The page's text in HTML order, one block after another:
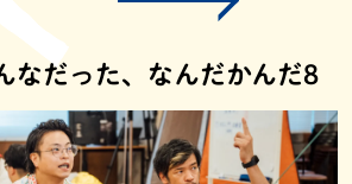
だった、なんだかんだ8